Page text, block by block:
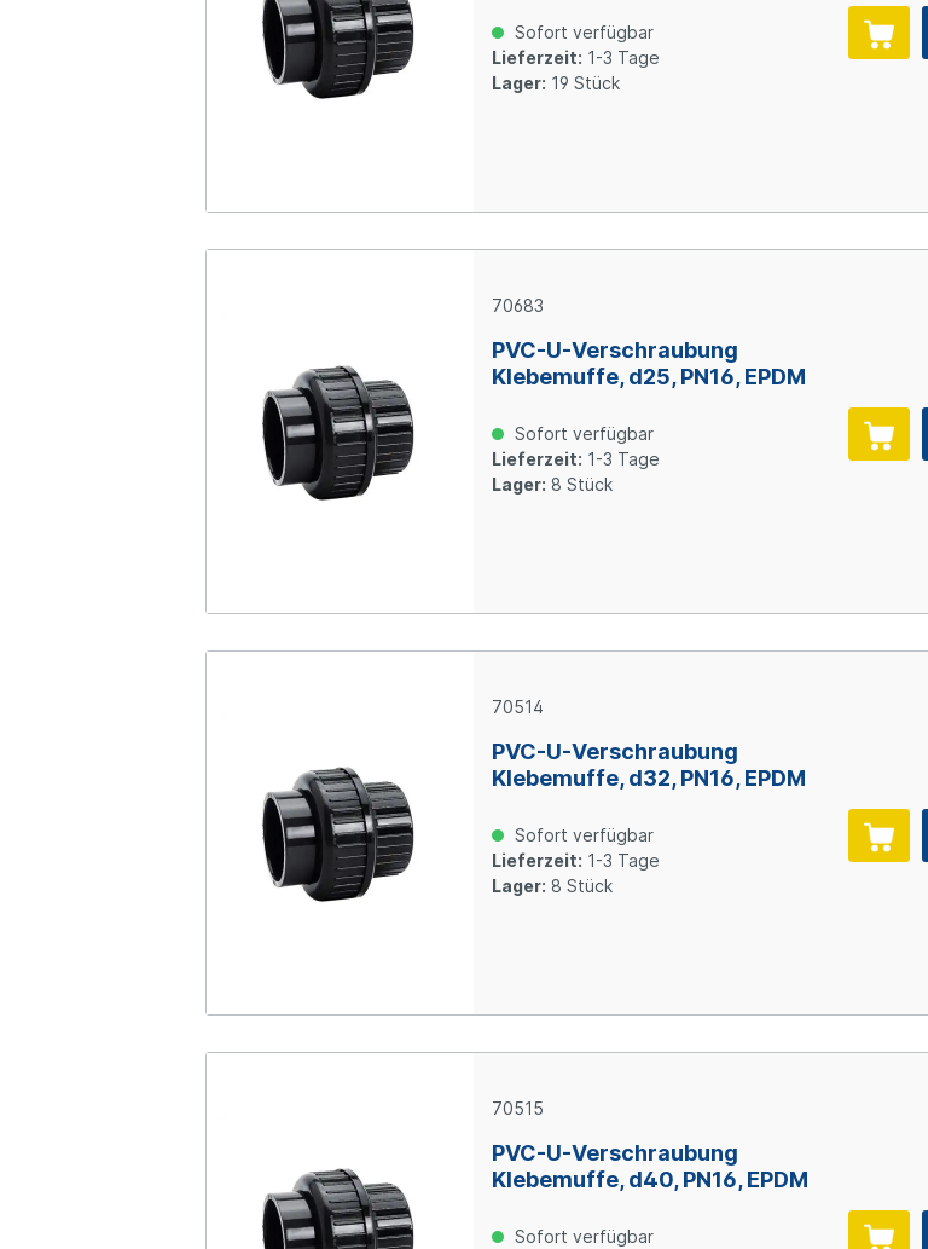
Sofort verfügbar
Lieferzeit: 1-3 Tage
Lager: 19 Stück
70683
PVC-U-Verschraubung
Klebemuffe, d25, PN16, EPDM
Sofort verfügbar
Lieferzeit: 1-3 Tage
Lager: 8 Stück
70514
PVC-U-Verschraubung
Klebemuffe, d32, PN16, EPDM
Sofort verfügbar
Lieferzeit: 1-3 Tage
Lager: 8 Stück
70515
PVC-U-Verschraubung
Klebemuffe, d40, PN16, EPDM
Sofort verfügbar